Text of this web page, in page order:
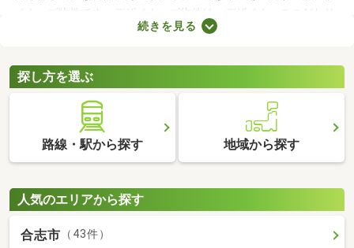
イナーズ物件です。デザイナーズ物件は、デザイナーのこだわり
が詰められたおしゃれな建物であることがポイント。ここでデザ
くださいね。
続きを見る
探し方を選ぶ
路線・駅から探す 地域から探す
人気のエリアから探す
合志市 （43件）